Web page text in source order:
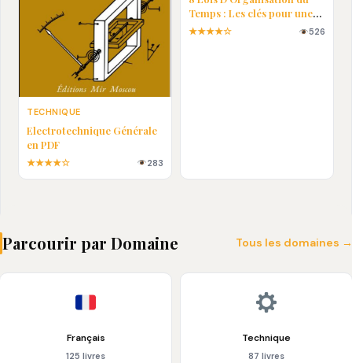
TECHNIQUE
Electrotechnique Générale
en PDF
★★★★☆ 283
Temps : Les clés pour une
vie plus efficace
★★★★☆ 526
Parcourir par Domaine Tous les domaines →
Français
125 livres
Technique
87 livres